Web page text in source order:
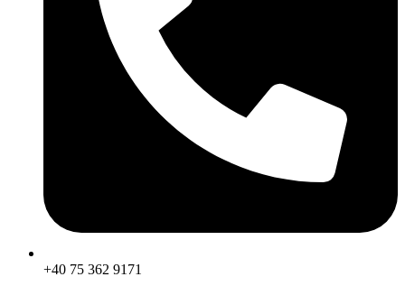
+40 75 362 9171